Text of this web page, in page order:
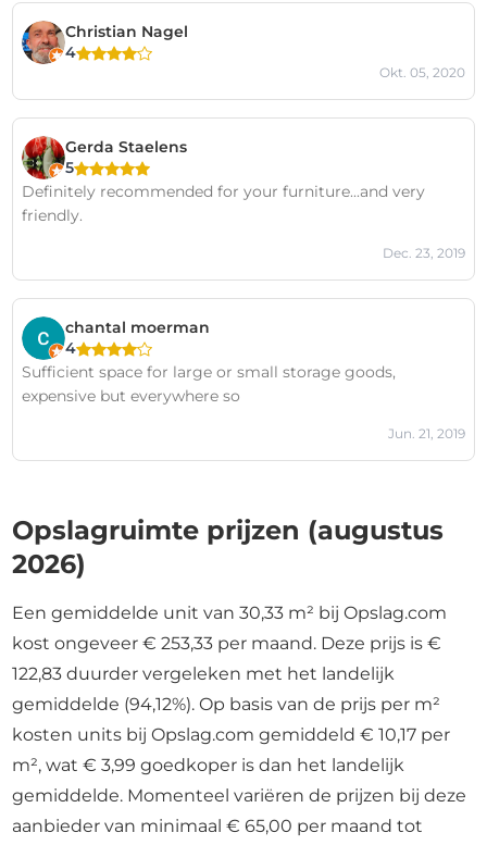
Christian Nagel
4
Okt. 05, 2020
Gerda Staelens
5
Definitely recommended for your furniture...and very
friendly.
Dec. 23, 2019
chantal moerman
4
Sufficient space for large or small storage goods,
expensive but everywhere so
Jun. 21, 2019
Opslagruimte prijzen (augustus
2026)
Een gemiddelde unit van 30,33 m² bij Opslag.com
kost ongeveer € 253,33 per maand. Deze prijs is €
122,83 duurder vergeleken met het landelijk
gemiddelde (94,12%). Op basis van de prijs per m²
kosten units bij Opslag.com gemiddeld € 10,17 per
m², wat € 3,99 goedkoper is dan het landelijk
gemiddelde. Momenteel variëren de prijzen bij deze
aanbieder van minimaal € 65,00 per maand tot